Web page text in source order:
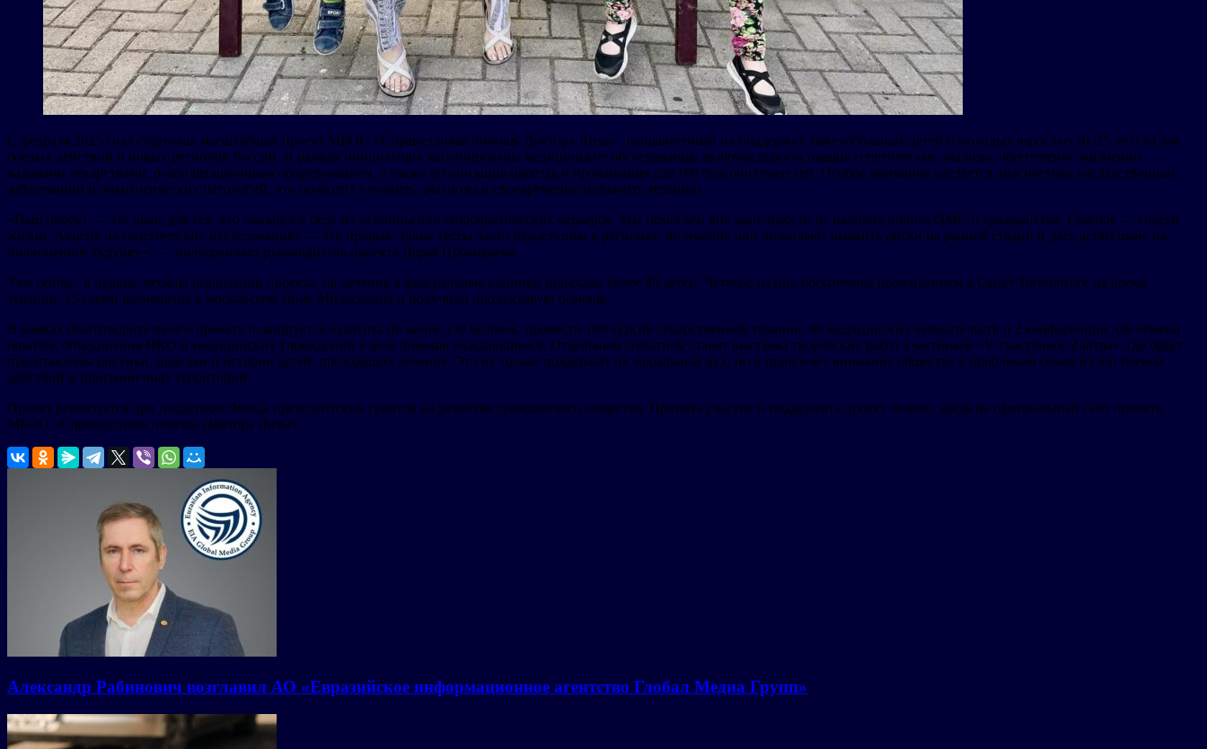
С февраля 2025 года стартовал масштабный проект МБОО «Справедливая помощь Доктора Лизы», направленный на поддержку тяжелобольных детей и молодых взрослых (0–25 лет) из зон
боевых действий и новых регионов России. В рамках инициативы запланированы медицинские обследования, включая дорогостоящие генетические анализы, обеспечение жизненно
важными лекарствами, реабилитационным оборудованием, а также организация проезда и проживания для 100 благополучателей. Особое внимание уделяется диагностике наследственных
заболеваний и онкологических патологий, что позволит уточнить диагнозы и своевременно назначить терапию.
«Наш проект — это шанс для тех, кто оказался в беде из-за войны или бюрократических барьеров. Мы помогаем вне зависимости от наличия полиса ОМС и гражданства. Главное — спасти
жизни. Акцент на генетических исследованиях — это прорыв: такие тесты часто недоступны в регионах, но именно они позволяют выявить риски на ранней стадии и дать детям шанс на
полноценное будущее», — подчеркивает руководитель проекта Дарья Прокофьева.
Уже сейчас, в первые месяцы реализации проекта, на лечение в федеральные клиники приехали более 40 детей. Четверо из них обеспечены проживанием в Санкт-Петербурге на время
терапии, 25 семей размещены в московском Доме Милосердия и получили продуктовую помощь.
В рамках благотворительного проекта планируется охватить не менее 130 человек, провести 160 курсов лекарственной терапии, 80 медицинских вмешательств и 2 конференции для обмена
опытом, объединения НКО и медицинских учреждений в деле помощи нуждающимся. Отдельным событием станет выставка творческих работ участников «V счастливое Zавтра», где будут
представлены рисунки, поделки и истории детей, проходящих лечение. Это не только поддержит их моральный дух, но и привлечет внимание общества к проблемам семей из зон боевых
действий и приграничных территорий.
Проект реализуется при поддержке Фонда президентских грантов на развитие гражданского общества. Принять участие и поддержать проект можно, зайдя на официальный сайт проекта:
МБОО «Справедливая помощь Доктора Лизы».
Александр Рабинович возглавил АО «Евразийское информационное агентство Глобал Медиа Групп»